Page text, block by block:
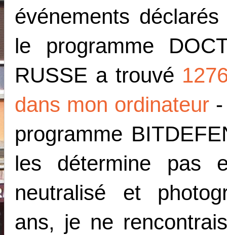
événements
le programme
RUSSE a trouvé
dans mon ordinateur
programme
les détermine pas
neutralisé et
ans, je ne